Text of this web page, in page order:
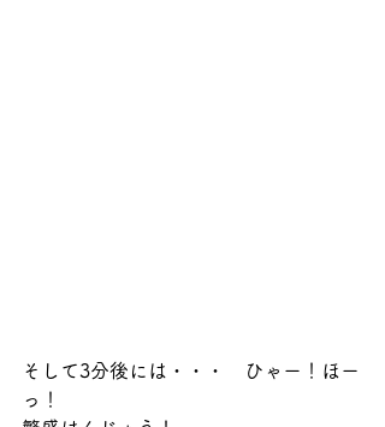
そして3分後には・・・　ひゃー！ほー
っ！